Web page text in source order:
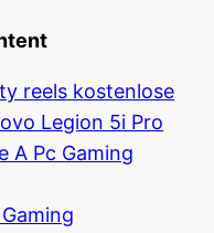
reels kostenlose
Legion 5i Pro
A Pc Gaming